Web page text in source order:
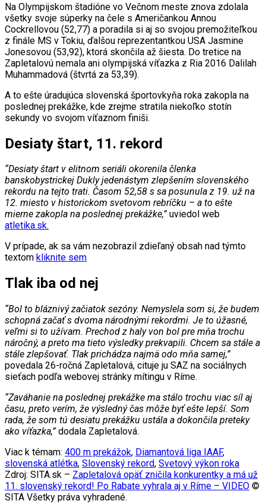
Na Olympijskom štadióne vo Večnom meste znova zdolala
všetky svoje súperky na čele s Američankou Annou
Cockrellovou (52,77) a poradila si aj so svojou premožiteľkou
z finále MS v Tokiu, ďalšou reprezentantkou USA Jasmine
Jonesovou (53,92), ktorá skončila až šiesta. Do tretice na
Zapletalovú nemala ani olympijská víťazka z Ria 2016 Dalilah
Muhammadová (štvrtá za 53,39).
A to ešte úradujúca slovenská športovkyňa roka zakopla na
poslednej prekážke, kde zrejme stratila niekoľko stotín
sekundy vo svojom víťaznom finiši.
Desiaty štart, 11. rekord
“Desiaty štart v elitnom seriáli okorenila členka
banskobystrickej Dukly jedenástym zlepšením slovenského
rekordu na tejto trati. Časom 52,58 s sa posunula z 19. už na
12. miesto v historickom svetovom rebríčku – a to ešte
mierne zakopla na poslednej prekážke,”uviedol web
atletika.sk.
V prípade, ak sa vám nezobrazil zdieľaný obsah nad týmto
textom kliknite sem
Tlak iba od nej
“Bol to bláznivý začiatok sezóny. Nemyslela som si, že budem
schopná začať s dvoma národnými rekordmi. Je to úžasné,
veľmi si to užívam. Prechod z haly von bol pre mňa trochu
náročný, a preto ma tieto výsledky prekvapili. Chcem sa stále a
stále zlepšovať. Tlak prichádza najmä odo mňa samej,”
povedala 26-ročná Zapletalová, cituje ju SAZ na sociálnych
sieťach podľa webovej stránky mítingu v Ríme.
“Zaváhanie na poslednej prekážke ma stálo trochu viac síl aj
času, preto verím, že výsledný čas môže byť ešte lepší. Som
rada, že som tú desiatu prekážku ustála a dokončila preteky
ako víťazka,”dodala Zapletalová.
Viac k témam: 400 m prekážok, Diamantová liga IAAF,
slovenská atlétka, Slovenský rekord, Svetový výkon roka
Zdroj: SITA.sk – Zapletalová opäť zničila konkurentky a má už
11. slovenský rekord! Po Rabate vyhrala aj v Ríme – VIDEO ©
SITA Všetky práva vyhradené.